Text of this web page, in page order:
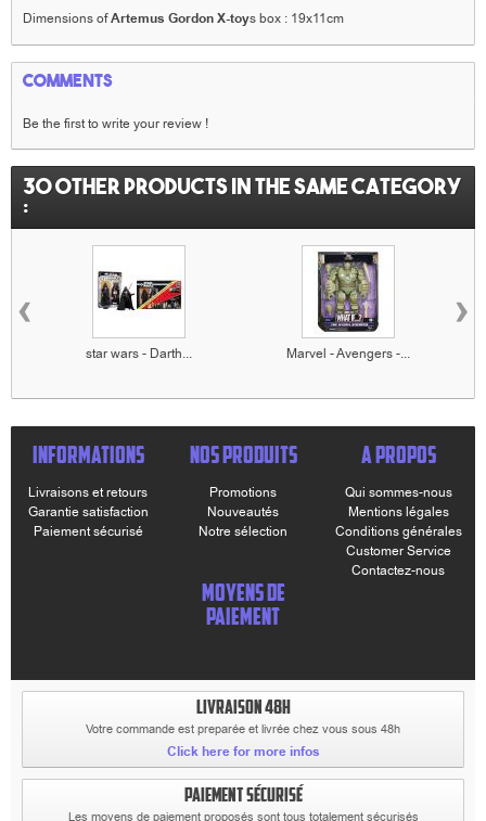
Dimensions ofArtemus Gordon X-toys box : 19x11cm
Comments
Be the first to write your review !
30 other products in the same category
:
star wars - Darth... Marvel - Avengers -...
‹ ›
INFORMATIONS
Livraisons et retours
Garantie satisfaction
Paiement sécurisé
NOS PRODUITS
Promotions
Nouveautés
Notre sélection
A PROPOS
Qui sommes-nous
Mentions légales
Conditions générales
Customer Service
Contactez-nous
MOYENS DE
PAIEMENT
LIVRAISON 48H
Votre commande est preparée et livrée chez vous sous 48h
Click here for more infos
PAIEMENT SÉCURISÉ
Les moyens de paiement proposés sont tous totalement sécurisés